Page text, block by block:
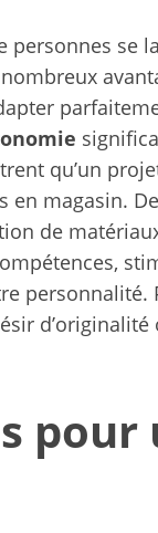
personnes se
qu’un
en magasin.
de
personnalité.
d’originalité
toute la